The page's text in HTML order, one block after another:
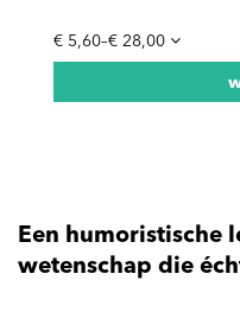
€ 5,60–€ 28,00
Een humoristische
wetenschap die